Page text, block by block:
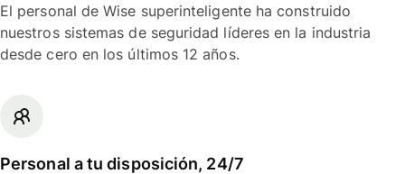
El personal de Wise superinteligente ha construido
nuestros sistemas de seguridad líderes en la industria
desde cero en los últimos 12 años.
Personal a tu disposición, 24/7